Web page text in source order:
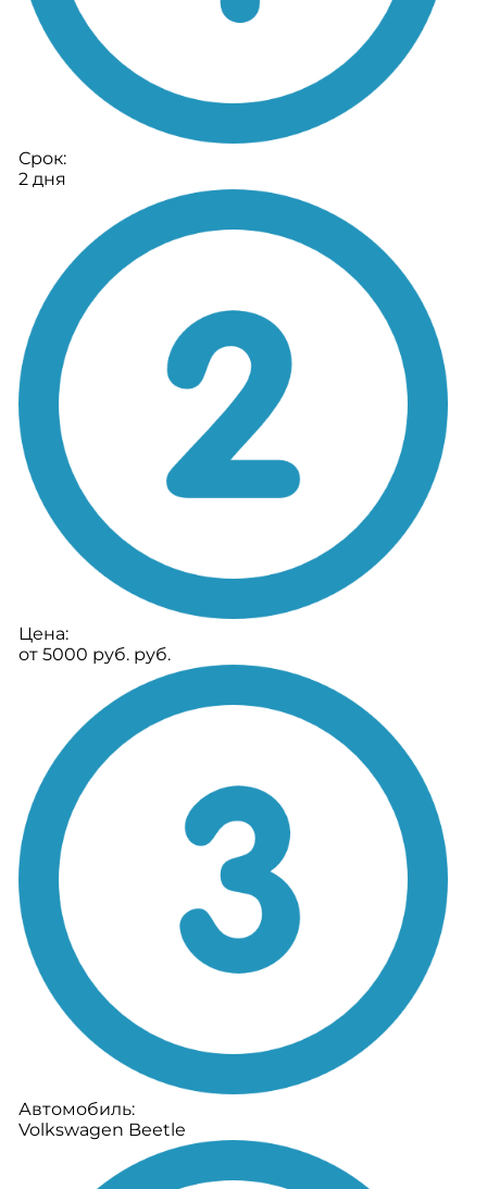
Срок:
2 дня
Цена:
от 5000 руб. руб.
Автомобиль:
Volkswagen Beetle